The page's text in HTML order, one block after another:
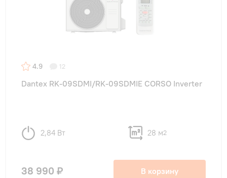
4.9 12
Dantex RK-09SDMI/RK-09SDMIE CORSO Inverter
2,84 Вт 28 м2
38 990 ₽ В корзину